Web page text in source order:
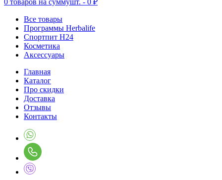
0 товаров на суммушт. - 0 ₽
Все товары
Программы Herbalife
Спортпит H24
Косметика
Аксессуары
Главная
Каталог
Про скидки
Доставка
Отзывы
Контакты